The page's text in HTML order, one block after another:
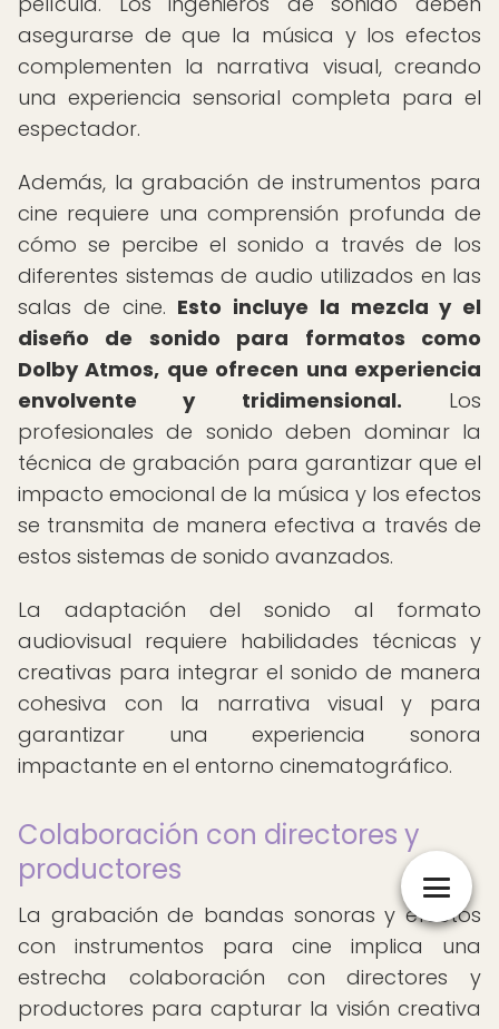
asegurarse de que la música y los efectos
complementen la narrativa visual, creando
una experiencia sensorial completa para el
espectador.
Además, la grabación de instrumentos para
cine requiere una comprensión profunda de
cómo se percibe el sonido a través de los
diferentes sistemas de audio utilizados en las
salas de cine. Esto incluye la mezcla y el
diseño de sonido para formatos como
Dolby Atmos, que ofrecen una experiencia
envolvente y tridimensional. Los
profesionales de sonido deben dominar la
técnica de grabación para garantizar que el
impacto emocional de la música y los efectos
se transmita de manera efectiva a través de
estos sistemas de sonido avanzados.
La adaptación del sonido al formato
audiovisual requiere habilidades técnicas y
creativas para integrar el sonido de manera
cohesiva con la narrativa visual y para
garantizar una experiencia sonora
impactante en el entorno cinematográfico.
Colaboración con directores y
productores
La grabación de bandas sonoras y efectos
con instrumentos para cine implica una
estrecha colaboración con directores y
productores para capturar la visión creativa